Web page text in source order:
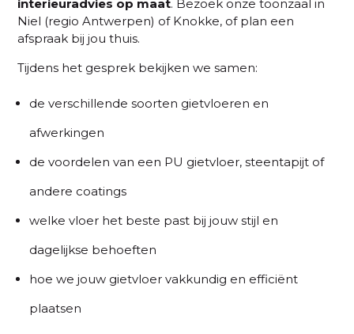
interieuradvies op maat. Bezoek onze toonzaal in
Niel (regio Antwerpen) of Knokke, of plan een
afspraak bij jou thuis.
Tijdens het gesprek bekijken we samen:
de verschillende soorten gietvloeren en
afwerkingen
de voordelen van een PU gietvloer, steentapijt of
andere coatings
welke vloer het beste past bij jouw stijl en
dagelijkse behoeften
hoe we jouw gietvloer vakkundig en efficiënt
plaatsen